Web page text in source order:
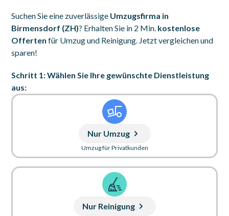
Suchen Sie eine zuverlässige Umzugsfirma in
Birmensdorf (ZH)? Erhalten Sie in 2 Min. kostenlose
Offerten für Umzug und Reinigung. Jetzt vergleichen und
sparen!
Schritt 1: Wählen Sie Ihre gewünschte Dienstleistung
aus:
Nur Umzug
Umzug für Privatkunden
Nur Reinigung